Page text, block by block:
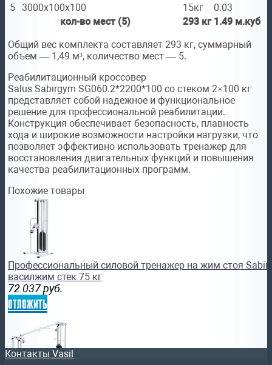
5
3000x100x100 15кг
0.03
кол-во мест (5)
293 кг 1.49 м.куб
Общий вес комплекта составляет 293 кг, суммарный
объем — 1,49 м³, количество мест — 5.
Реабилитационный кроссовер
Salus Sabirgym SG060.2*2200*100 со стеком 2×100 кг
представляет собой надежное и функциональное
решение для профессиональной реабилитации.
Конструкция обеспечивает безопасность, плавность
хода и широкие возможности настройки нагрузки, что
позволяет эффективно использовать тренажер для
восстановления двигательных функций и повышения
качества реабилитационных программ.
Похожие товары
Профессиональный силовой тренажер на жим стоя
василжим стек 75 кг
72 037 руб.
отложить
Контакты Vasil